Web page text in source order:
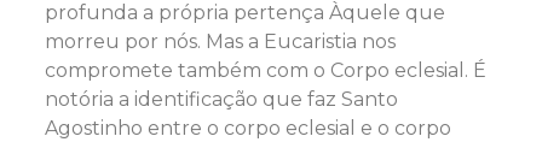
profunda a própria pertença Àquele que
morreu por nós. Mas a Eucaristia nos
compromete também com o Corpo eclesial. É
notória a identificação que faz Santo
Agostinho entre o corpo eclesial e o corpo